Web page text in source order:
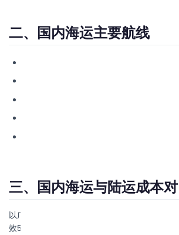
二、国内海运主要航线
三、国内海运与陆运成本
以广州到天津为例（约2000公里）：海运
效5-7天；公路运输约12000-15000元，时效2-